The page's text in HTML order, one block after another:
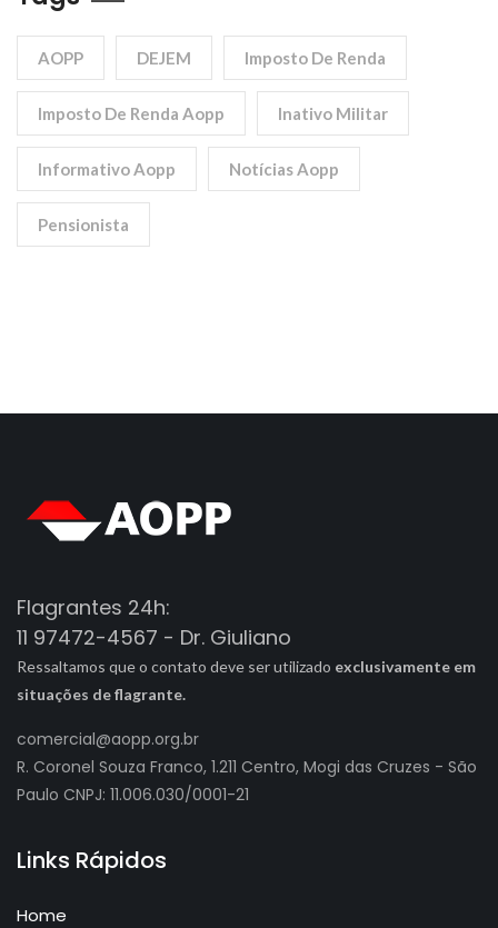
AOPP DEJEM Imposto De Renda
Imposto De Renda Aopp Inativo Militar
Informativo Aopp Notícias Aopp
Pensionista
Flagrantes 24h:
11 97472-4567 - Dr. Giuliano
Ressaltamos que o contato deve ser utilizado exclusivamente em
situações de flagrante.
comercial@aopp.org.br
R. Coronel Souza Franco, 1.211 Centro, Mogi das Cruzes - São
Paulo CNPJ: 11.006.030/0001-21
Links Rápidos
Home